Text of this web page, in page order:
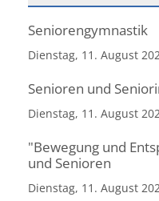
Datum: 11. August
Seniorengymnastik
Dienstag, 11. August
Senioren und
Dienstag, 11. August
"Bewegung und
und Senioren
Dienstag, 11. August